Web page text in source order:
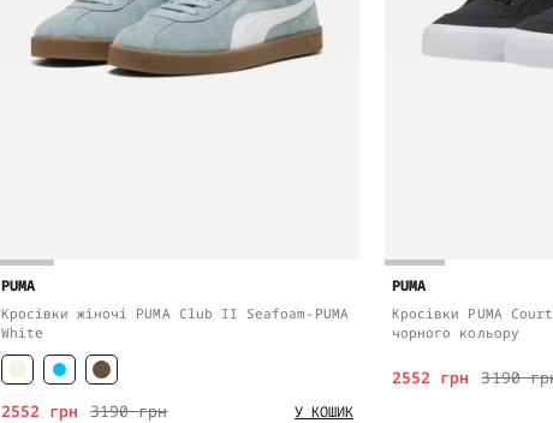
PUMA
Кросівки жіночі PUMA Club II Seafoam-PUMA
White
3190 грн
2552 грн У КОШИК
PUMA
Кросівки PUMA
чорного кольору
3190
2552 грн